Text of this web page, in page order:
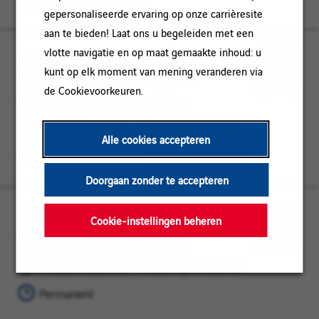
gepersonaliseerde ervaring op onze carrièresite
aan te bieden! Laat ons u begeleiden met een
vlotte navigatie en op maat gemaakte inhoud: u
kunt op elk moment van mening veranderen via
de Cookievoorkeuren.
Alle cookies accepteren
Doorgaan zonder te accepteren
Cookie-instellingen beheren
STAGE CHEF DE CHANTIER
DECOUVERTE DES TP 87 F/H
Limoges,
Nouvelle-
Aquitaine
PROJECTLEIDING
INBEDRIJFSTELLING
Stage-overeenkomst
Chef de chantier F/H
Limoges, Nouvelle-Aquitaine
Nouvelle-
PROJECTLEIDING
Permanent
later